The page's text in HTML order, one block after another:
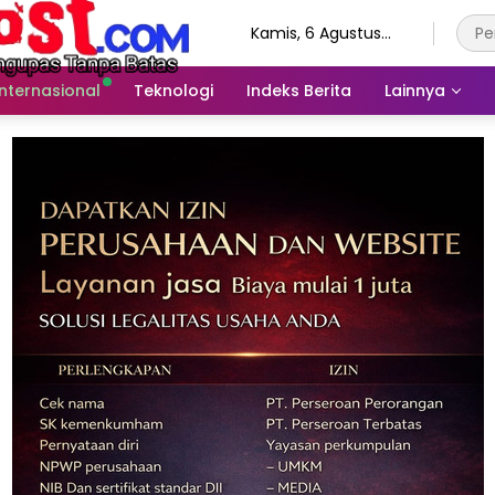
Kamis, 6 Agustus
Teknologi Indeks Berita Lainnya